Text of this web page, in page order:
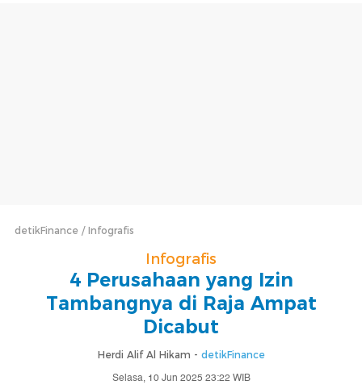
detikFinance Infografis
Infografis
4 Perusahaan yang Izin
Tambangnya di Raja Ampat
Dicabut
Herdi Alif Al Hikam - detikFinance
Selasa, 10 Jun 2025 23:22 WIB